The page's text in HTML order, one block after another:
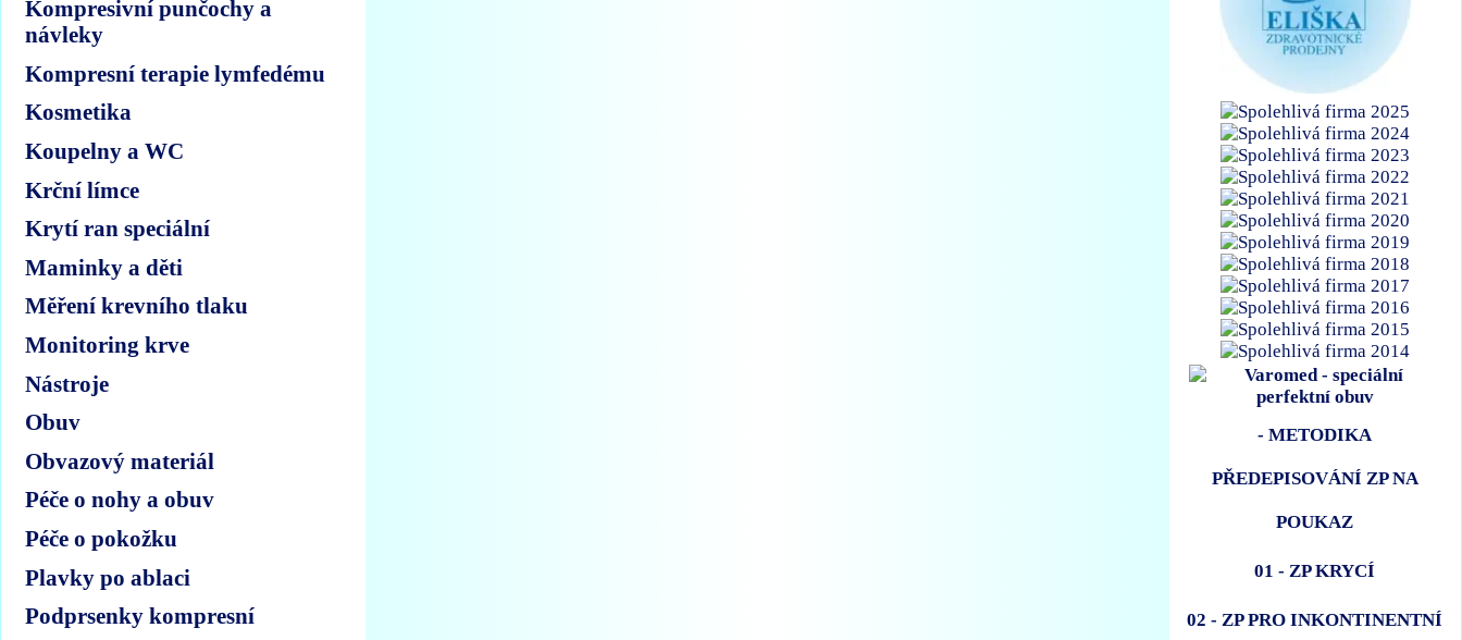
Kompresivní punčochy a
návleky
Kompresní terapie lymfedému
Kosmetika
Koupelny a WC
Krční límce
Krytí ran speciální
Maminky a děti
Měření krevního tlaku
Monitoring krve
Nástroje
Obuv
Obvazový materiál
Péče o nohy a obuv
Péče o pokožku
Plavky po ablaci
Podprsenky kompresní
- METODIKA
PŘEDEPISOVÁNÍ ZP NA
POUKAZ
01 - ZP KRYCÍ
02 - ZP PRO INKONTINENTNÍ